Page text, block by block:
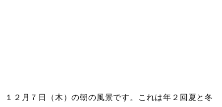
１２月７日（木）の朝の風景です。これは年２回夏と冬